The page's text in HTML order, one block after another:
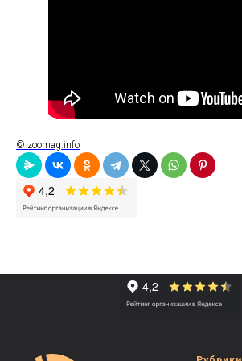
© zoomag.info